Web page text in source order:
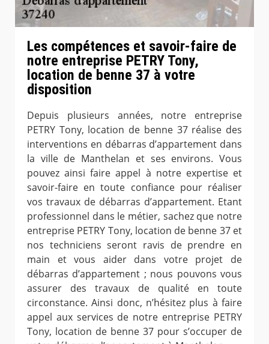
Les compétences et savoir-faire de
notre entreprise PETRY Tony,
location de benne 37 à votre
disposition
Depuis plusieurs années, notre entreprise
PETRY Tony, location de benne 37 réalise des
interventions en débarras d’appartement dans
la ville de Manthelan et ses environs. Vous
pouvez ainsi faire appel à notre expertise et
savoir-faire en toute confiance pour réaliser
vos travaux de débarras d’appartement. Etant
professionnel dans le métier, sachez que notre
entreprise PETRY Tony, location de benne 37 et
nos techniciens seront ravis de prendre en
main et vous aider dans votre projet de
débarras d’appartement ; nous pouvons vous
assurer des travaux de qualité en toute
circonstance. Ainsi donc, n’hésitez plus à faire
appel aux services de notre entreprise PETRY
Tony, location de benne 37 pour s’occuper de